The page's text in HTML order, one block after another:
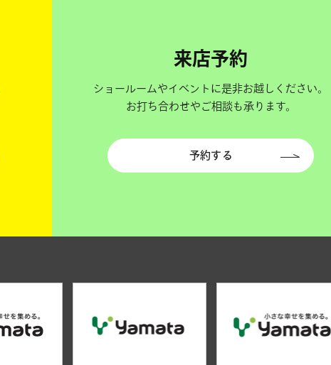
来店予約
ショールームやイベントに是非お越しください。
お打ち合わせやご相談も承ります。
予約する